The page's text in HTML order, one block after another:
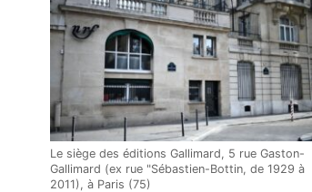
Le siège des éditions Gallimard, 5 rue Gaston-
Gallimard (ex rue "Sébastien-Bottin, de 1929 à
2011), à Paris (75)